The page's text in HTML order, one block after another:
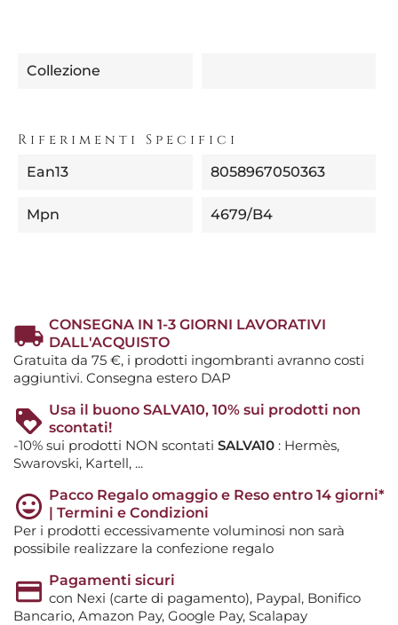
Collezione
Riferimenti Specifici
Ean13 8058967050363
Mpn 4679/B4
CONSEGNA IN 1-3 GIORNI LAVORATIVI
DALL'ACQUISTO
Gratuita da 75 €, i prodotti ingombranti avranno costi
aggiuntivi. Consegna estero DAP
Usa il buono SALVA10, 10% sui prodotti non
scontati!
-10% sui prodotti NON scontati SALVA10 : Hermès,
Swarovski, Kartell, ...
Pacco Regalo omaggio e Reso entro 14 giorni*
| Termini e Condizioni
Per i prodotti eccessivamente voluminosi non sarà
possibile realizzare la confezione regalo
Pagamenti sicuri
con Nexi (carte di pagamento), Paypal, Bonifico
Bancario, Amazon Pay, Google Pay, Scalapay